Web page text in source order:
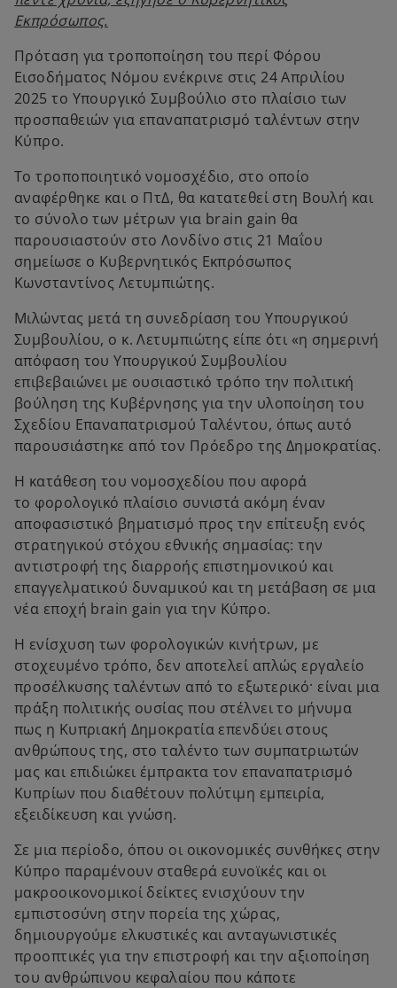
Εκπρόσωπος.
Πρόταση για τροποποίηση του περί Φόρου
Εισοδήματος Νόμου ενέκρινε στις 24 Απριλίου
2025 το Υπουργικό Συμβούλιο στο πλαίσιο των
προσπαθειών για επαναπατρισμό ταλέντων στην
Κύπρο.
Το τροποποιητικό νομοσχέδιο, στο οποίο
αναφέρθηκε και ο ΠτΔ, θα κατατεθεί στη Βουλή και
το σύνολο των μέτρων για brain gain θα
παρουσιαστούν στο Λονδίνο στις 21 Μαΐου
σημείωσε ο Κυβερνητικός Εκπρόσωπος
Κωνσταντίνος Λετυμπιώτης.
Μιλώντας μετά τη συνεδρίαση του Υπουργικού
Συμβουλίου, ο κ. Λετυμπιώτης είπε ότι «η σημερινή
απόφαση του Υπουργικού Συμβουλίου
επιβεβαιώνει με ουσιαστικό τρόπο την πολιτική
βούληση της Κυβέρνησης για την υλοποίηση του
Σχεδίου Επαναπατρισμού Ταλέντου, όπως αυτό
παρουσιάστηκε από τον Πρόεδρο της Δημοκρατίας.
Η κατάθεση του νομοσχεδίου που αφορά
το φορολογικό πλαίσιο συνιστά ακόμη έναν
αποφασιστικό βηματισμό προς την επίτευξη ενός
στρατηγικού στόχου εθνικής σημασίας: την
αντιστροφή της διαρροής επιστημονικού και
επαγγελματικού δυναμικού και τη μετάβαση σε μια
νέα εποχή brain gain για την Κύπρο.
Η ενίσχυση των φορολογικών κινήτρων, με
στοχευμένο τρόπο, δεν αποτελεί απλώς εργαλείο
προσέλκυσης ταλέντων από το εξωτερικό· είναι μια
πράξη πολιτικής ουσίας που στέλνει το μήνυμα
πως η Κυπριακή Δημοκρατία επενδύει στους
ανθρώπους της, στο ταλέντο των συμπατριωτών
μας και επιδιώκει έμπρακτα τον επαναπατρισμό
Κυπρίων που διαθέτουν πολύτιμη εμπειρία,
εξειδίκευση και γνώση.
Σε μια περίοδο, όπου οι οικονομικές συνθήκες στην
Κύπρο παραμένουν σταθερά ευνοϊκές και οι
μακροοικονομικοί δείκτες ενισχύουν την
εμπιστοσύνη στην πορεία της χώρας,
δημιουργούμε ελκυστικές και ανταγωνιστικές
προοπτικές για την επιστροφή και την αξιοποίηση
του ανθρώπινου κεφαλαίου που κάποτε